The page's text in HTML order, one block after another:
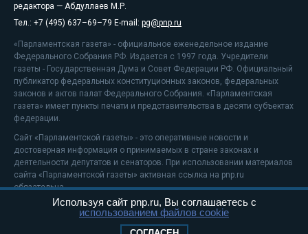
редактора — Абдуллаев М.Р.
Тел.: +7 (495) 637–69–79 E-mail: pg@pnp.ru
«Парламентская газета» - официальное еженедельное издание
Федерального Собрания РФ. Издается с 1997 года. Учредители
газеты - Государственная Дума и Совет Федерации РФ. Официальный
публикатор федеральных конституционных законов, федеральных
законов и актов палат Федерального Собрания. «Парламентская
газета» имеет пункты печати и представительства в десяти субъектах
федерации.
Сайт «Парламентской газеты» - это оперативные новости и
достоверная информация о принимаемых в стране законах и
деятельности депутатов и сенаторов. При использовании материалов
сайта «Парламентской газеты» активная ссылка на pnp.ru
обязательна.
На информационном ресурсе применяютсярекомендательные
Положение о защите персональных данных
Используя сайт pnp.ru, Вы соглашаетесь с
использованием файлов cookie